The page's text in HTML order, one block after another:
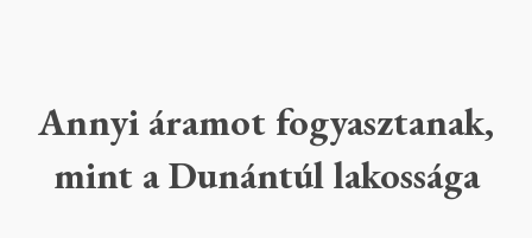
Annyi áramot fogyasztanak,
mint a Dunántúl lakossága